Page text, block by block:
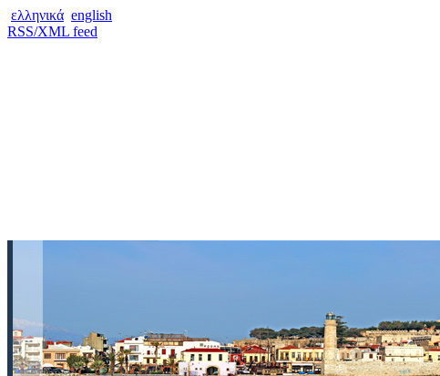
ελληνικά english
RSS/XML feed